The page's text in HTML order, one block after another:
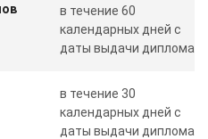
в течение 60
календарных дней с
даты выдачи диплома
в течение 30
календарных дней с
даты выдачи диплома